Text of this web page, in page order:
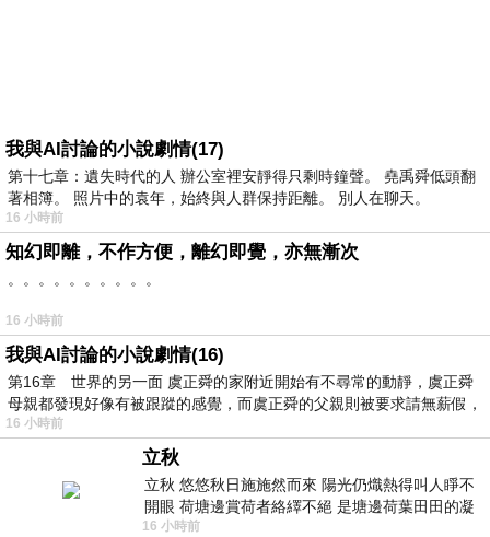
我與AI討論的小說劇情(17)
第十七章：遺失時代的人 辦公室裡安靜得只剩時鐘聲。 堯禹舜低頭翻
著相簿。 照片中的袁年，始終與人群保持距離。 別人在聊天。
16 小時前
知幻即離，不作方便，離幻即覺，亦無漸次
。。。。。。。。。。
16 小時前
我與AI討論的小說劇情(16)
第16章 世界的另一面 虞正舜的家附近開始有不尋常的動靜，虞正舜
母親都發現好像有被跟蹤的感覺，而虞正舜的父親則被要求請無薪假，
16 小時前
立秋
立秋 悠悠秋日施施然而來 陽光仍熾熱得叫人睜不
開眼 荷塘邊賞荷者絡繹不絕 是塘邊荷葉田田的凝
望 風中飄逸的是映日荷花別樣紅
16 小時前